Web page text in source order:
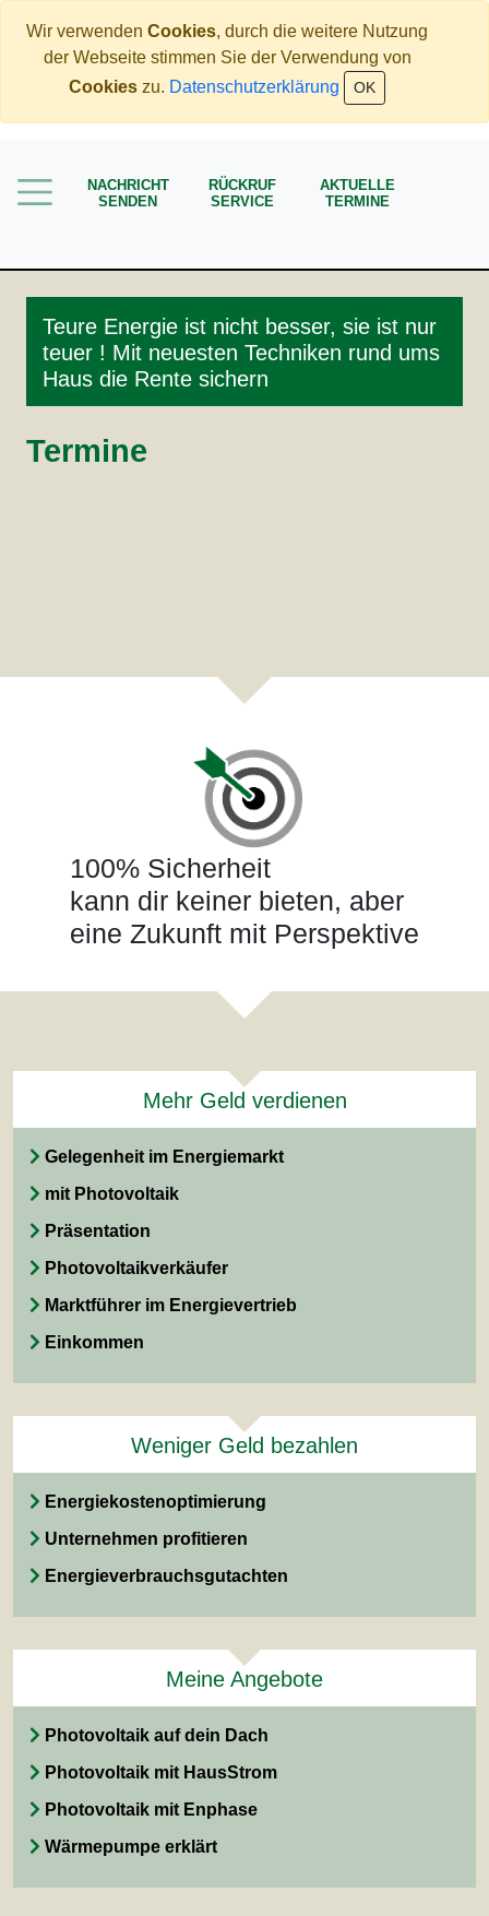
Wir verwenden Cookies, durch die weitere Nutzung
der Webseite stimmen Sie der Verwendung von
Cookies zu. Datenschutzerklärung OK
NACHRICHT
SENDEN
RÜCKRUF
SERVICE
AKTUELLE
TERMINE
Immobilien
Mehr Geld verdienen
Meine Angebote
Teure Energie ist nicht besser, sie ist nur
teuer ! Mit neuesten Techniken rund ums
Haus die Rente sichern
Termine
100% Sicherheit
kann dir keiner bieten, aber
eine Zukunft mit Perspektive
Mehr Geld verdienen
Gelegenheit im Energiemarkt
mit Photovoltaik
Präsentation
Photovoltaikverkäufer
Marktführer im Energievertrieb
Einkommen
Weniger Geld bezahlen
Energiekostenoptimierung
Unternehmen profitieren
Energieverbrauchsgutachten
Meine Angebote
Photovoltaik auf dein Dach
Photovoltaik mit HausStrom
Photovoltaik mit Enphase
Wärmepumpe erklärt